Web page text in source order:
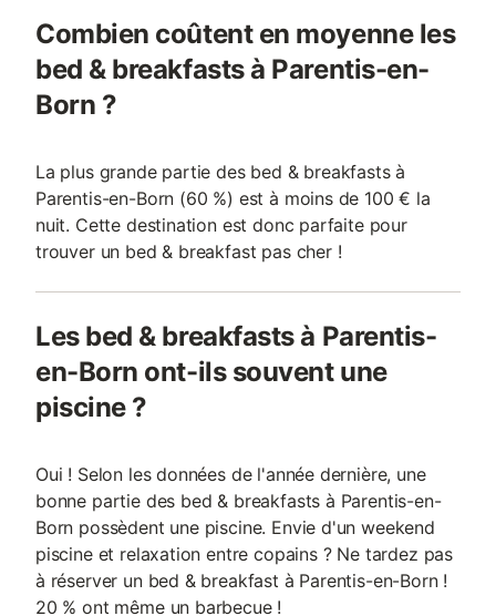
Combien coûtent en moyenne les
bed & breakfasts à Parentis-en-
Born ?
La plus grande partie des bed & breakfasts à
Parentis-en-Born (60 %) est à moins de 100 € la
nuit. Cette destination est donc parfaite pour
trouver un bed & breakfast pas cher !
Les bed & breakfasts à Parentis-
en-Born ont-ils souvent une
piscine ?
Oui ! Selon les données de l'année dernière, une
bonne partie des bed & breakfasts à Parentis-en-
Born possèdent une piscine. Envie d'un weekend
piscine et relaxation entre copains ? Ne tardez pas
à réserver un bed & breakfast à Parentis-en-Born !
20 % ont même un barbecue !